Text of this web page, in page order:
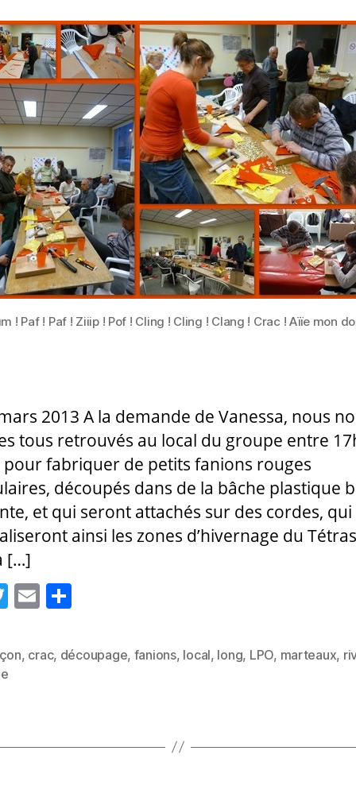
et
on
! Paf ! Paf ! Ziiip ! Pof ! Cling ! Cling ! Clang ! Crac ! Aïïe mon
2013 A la demande de Vanessa, nous
tous retrouvés au local du groupe entre
pour fabriquer de petits fanions rouges
découpés dans de la bâche plastique
et qui seront attachés sur des cordes, qui
ainsi les zones d’hivernage du
[…]
T
itt
er
E
ai rt
, crac, découpage, fanions, local, long, LPO, marteaux,